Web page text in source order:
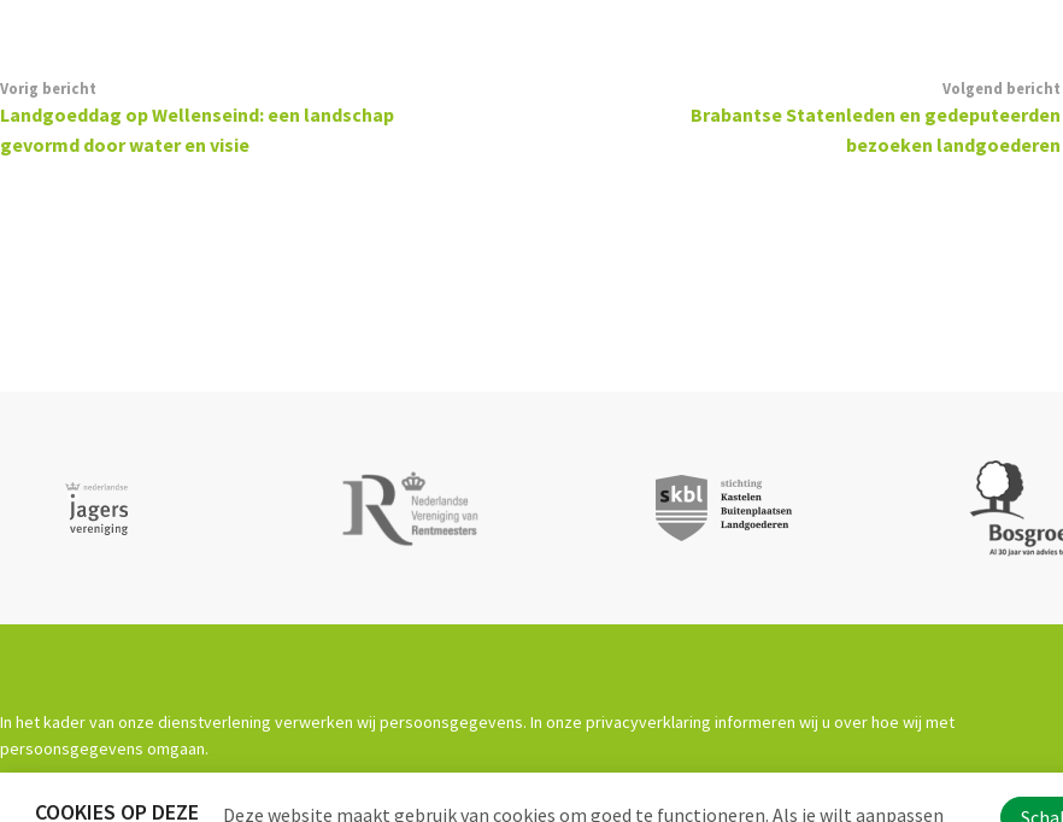
Vorig bericht
Landgoeddag op Wellenseind: een landschap
gevormd door water en visie
Volgend bericht
Brabantse Statenleden en gedeputeerden
bezoeken landgoederen
In het kader van onze dienstverlening verwerken wij persoonsgegevens. In onze privacyverklaring informeren wij u over hoe wij met
persoonsgegevens omgaan.
Powered by Procurios
COOKIES OP DEZE Deze website maakt gebruik van cookies om goed te functioneren. Als je wilt aanpassen